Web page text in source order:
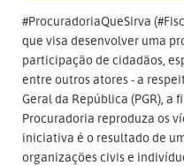
#ProcuradoriaQueSirva
que visa desenvolver uma
participação de cidadãos,
entre outros atores - a
Geral da República (PGR), a
Procuradoria reproduza os
iniciativa é o resultado de
organizações civis e